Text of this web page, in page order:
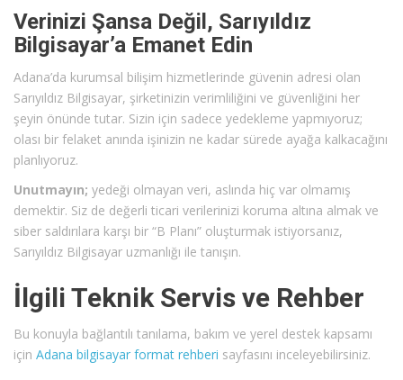
Verinizi Şansa Değil, Sarıyıldız
Bilgisayar’a Emanet Edin
Adana’da kurumsal bilişim hizmetlerinde güvenin adresi olan
Sarıyıldız Bilgisayar, şirketinizin verimliliğini ve güvenliğini her
şeyin önünde tutar. Sizin için sadece yedekleme yapmıyoruz;
olası bir felaket anında işinizin ne kadar sürede ayağa kalkacağını
planlıyoruz.
Unutmayın; yedeği olmayan veri, aslında hiç var olmamış
demektir. Siz de değerli ticari verilerinizi koruma altına almak ve
siber saldırılara karşı bir “B Planı” oluşturmak istiyorsanız,
Sarıyıldız Bilgisayar uzmanlığı ile tanışın.
İlgili Teknik Servis ve Rehber
Bu konuyla bağlantılı tanılama, bakım ve yerel destek kapsamı
için Adana bilgisayar format rehberi sayfasını inceleyebilirsiniz.